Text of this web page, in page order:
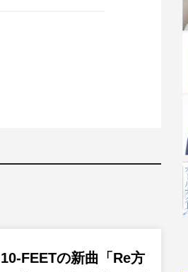
10-FEETの新曲「Re方